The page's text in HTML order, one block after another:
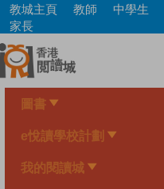
Skip
main
content
教城主頁 教師 中學生
家長
圖書
e悅讀學校計劃
我的閱讀城